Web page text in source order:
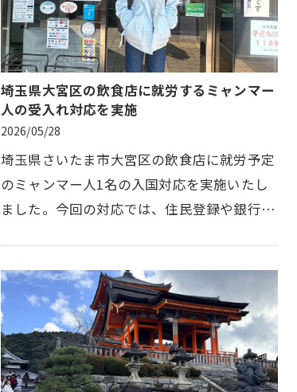
埼玉県大宮区の飲食店に就労するミャンマー
人の受入れ対応を実施
2026/05/28
埼玉県さいたま市大宮区の飲食店に就労予定
のミャンマー人1名の入国対応を実施いたし
ました。今回の対応では、住民登録や銀行口